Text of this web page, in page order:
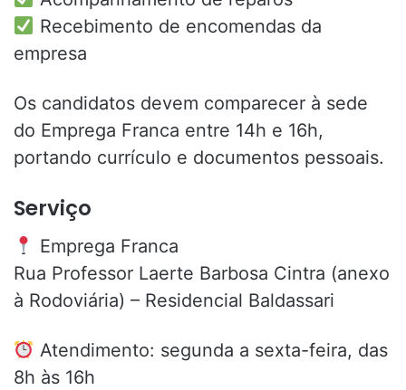
Recebimento de encomendas da
empresa
Os candidatos devem comparecer à sede
do Emprega Franca entre 14h e 16h,
portando currículo e documentos pessoais.
Serviço
Emprega Franca
Rua Professor Laerte Barbosa Cintra (anexo
à Rodoviária) – Residencial Baldassari
Atendimento: segunda a sexta-feira, das
8h às 16h